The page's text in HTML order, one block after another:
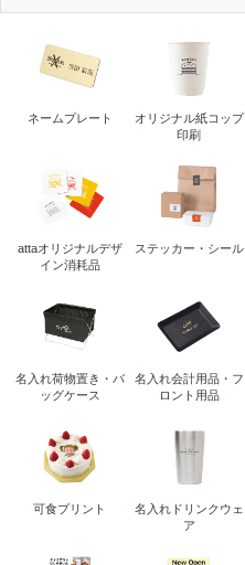
ネームプレート
オリジナル紙コップ
印刷
attaオリジナルデザ
イン消耗品
ステッカー・シール
名入れ荷物置き・バ
ッグケース
名入れ会計用品・フ
ロント用品
可食プリント
名入れドリンクウェ
ア